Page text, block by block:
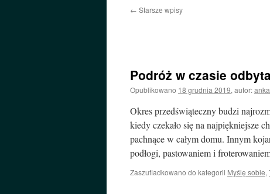
← Starsze wpisy
Podróż w czasie
Opublikowano 18 grudnia 2019, autor:anka
Okres przedświąteczny budzi
kiedy czekało się na najpiękniejsze
pachnące w całym domu. Innym
podłogi, pastowaniem i
Zaszufladkowano do kategorii Myślę sobie,